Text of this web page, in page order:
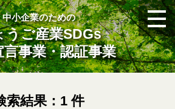
中小企業のための
うご産業SDGs
言事業・認証事業
索結果：1 件